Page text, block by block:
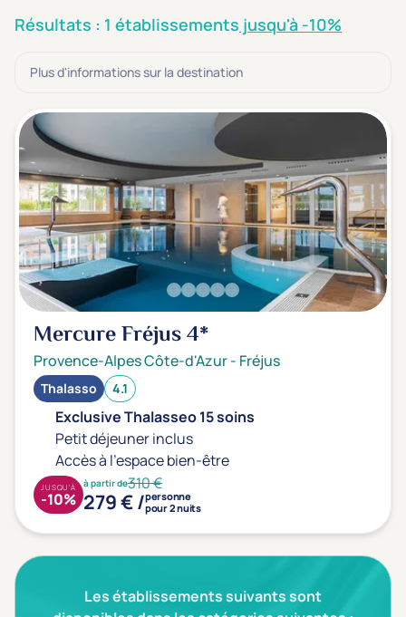
Note de nos clients
Excellent: 4+
(1)
Très bien: 3.5+
(0)
Envie de
Bord de mer
(1)
Ville
(0)
Montagne
(0)
Campagne
Type de séjour
Thalasso
(1)
Thermal Spa
Thématiques bien-être
Accès à l'espace bien-être
Résultats : 1 établissements jusqu'à -10%
Plus d'informations sur la destination
Mercure Fréjus4*
Provence-Alpes Côte-d'Azur- Fréjus
Thalasso 4.1
Exclusive Thalasseo 15 soins
Petit déjeuner inclus
Accès à l'espace bien-être
à partir de310 €
279 € /personne
pour 2 nuits
JUSQU'À
-10%
Les établissements suivants sont